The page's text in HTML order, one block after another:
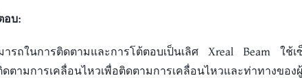
อบ:
รถในการติดตามและการโต้ตอบเป็นเลิศ Xreal Beam ใช้
ามการเคลื่อนไหวเพื่อติดตามการเคลื่อนไหวและท่าทาง